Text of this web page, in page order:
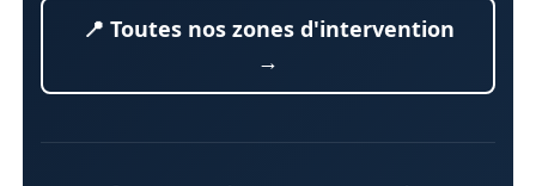
📍 Toutes nos zones d'intervention
→